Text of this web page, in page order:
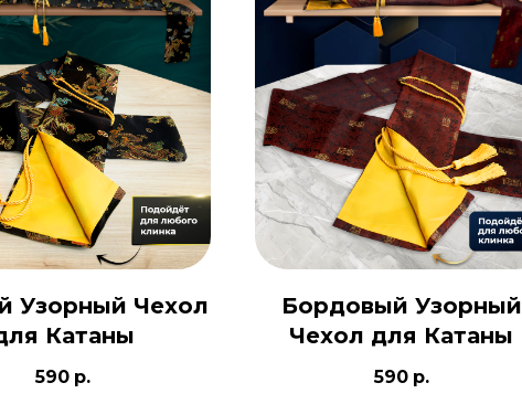
Узорный Чехол
Катаны
590 р.
Бордовый Узорный
Чехол для Катаны
590 р.